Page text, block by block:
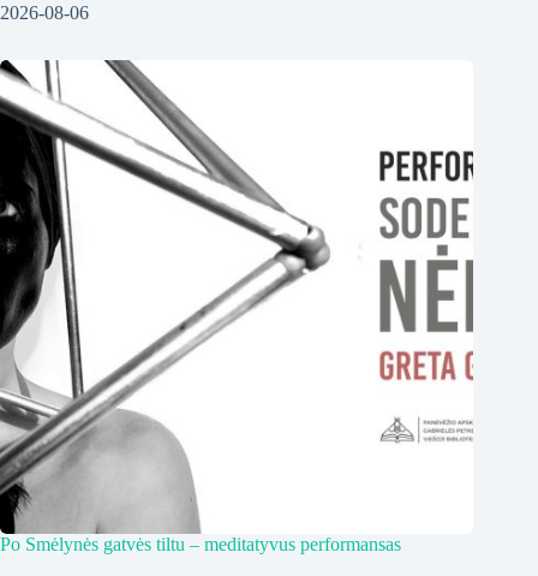
2026-08-06
Po Smėlynės gatvės tiltu – meditatyvus performansas